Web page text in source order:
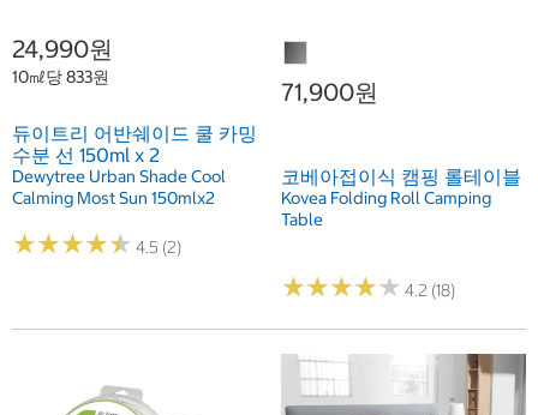
24,990원
10㎖당 833원
듀이트리 어반쉐이드 쿨 카밍
수분 선 150ml x 2
Dewytree Urban Shade Cool
Calming Most Sun 150mlx2
★★★★★
★★★★★ 4.5 (2)
71,900원
코베아접이식 캠핑 롤테이블
Kovea Folding Roll Camping
Table
★★★★★
★★★★★ 4.2 (18)